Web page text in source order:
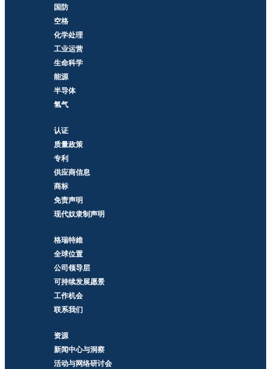
国防
空格
化学处理
工业运营
生命科学
能源
半导体
氢气
认证
质量政策
专利
供应商信息
商标
免责声明
现代奴隶制声明
格瑞特維
全球位置
公司领导层
可持续发展愿景
工作机会
联系我们
资源
新闻中心与洞察
活动与网络研讨会